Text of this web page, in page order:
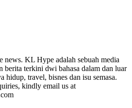
news. KL Hype adalah sebuah media
berita terkini dwi bahasa dalam dan luar
hidup, travel, bisnes dan isu semasa.
kindly email us at